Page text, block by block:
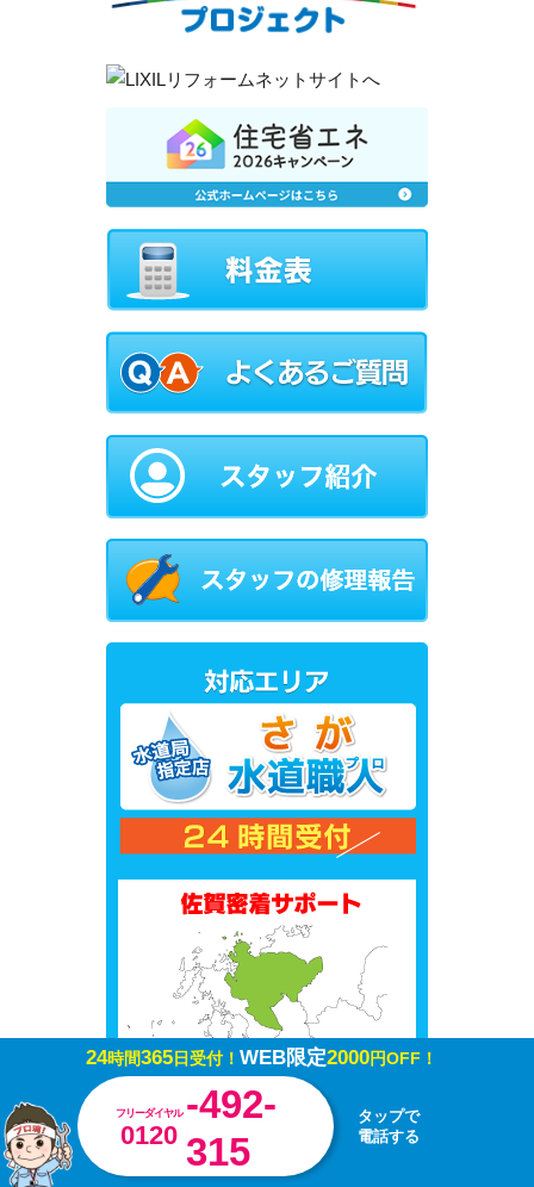
佐賀市
唐津市
鳥栖市
多久市
伊万里市
武雄市
鹿島市
小城市
24時間365日受付！ WEB限定2000円OFF！
フリーダイヤル
0120
-492-
315
タップで
電話する